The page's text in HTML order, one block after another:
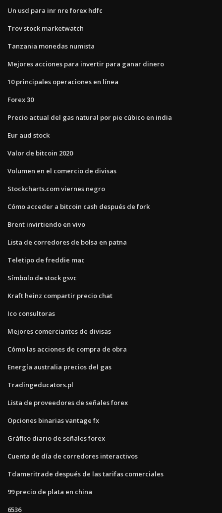
Un usd para inr nre forex hdfc
Trov stock marketwatch
Tanzania monedas numista
Mejores acciones para invertir para ganar dinero
10 principales operaciones en línea
Forex 30
Precio actual del gas natural por pie cúbico en india
Eur aud stock
Valor de bitcoin 2020
Volumen en el comercio de divisas
Stockcharts.com viernes negro
Cómo acceder a bitcoin cash después de fork
Brent invirtiendo en vivo
Lista de corredores de bolsa en patna
Teletipo de freddie mac
Símbolo de stock gsvc
Kraft heinz compartir precio chat
Ico consultoras
Mejores comerciantes de divisas
Cómo las acciones de compra de obra
Energía australia precios del gas
Tradingeducators.pl
Lista de proveedores de señales forex
Opciones binarias vantage fx
Gráfico diario de señales forex
Cuenta de día de corredores interactivos
Tdameritrade después de las tarifas comerciales
99 precio de plata en china
6536